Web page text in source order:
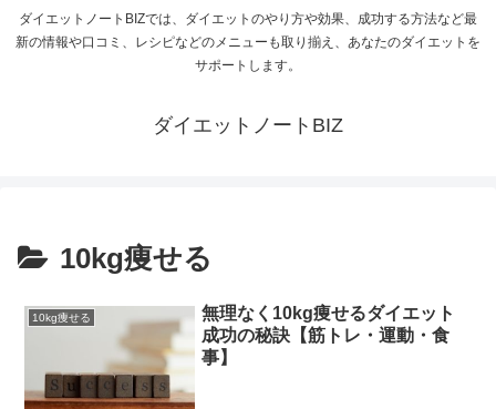
ダイエットノートBIZでは、ダイエットのやり方や効果、成功する方法など最
新の情報や口コミ、レシピなどのメニューも取り揃え、あなたのダイエットを
サポートします。
ダイエットノートBIZ
10kg痩せる
10kg痩せる
無理なく10kg痩せるダイエット
成功の秘訣【筋トレ・運動・食
事】